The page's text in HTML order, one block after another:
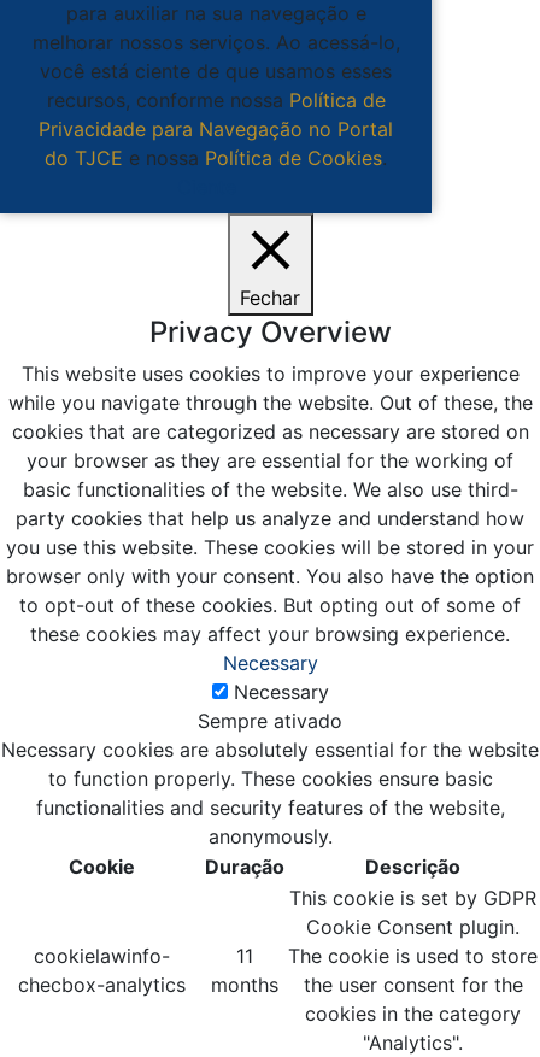
para auxiliar na sua navegação e
melhorar nossos serviços. Ao acessá-lo,
você está ciente de que usamos esses
recursos, conforme nossa Política de
Privacidade para Navegação no Portal
do TJCE e nossa Política de Cookies.
Fechar
Privacy Overview
This website uses cookies to improve your experience
while you navigate through the website. Out of these, the
cookies that are categorized as necessary are stored on
your browser as they are essential for the working of
basic functionalities of the website. We also use third-
party cookies that help us analyze and understand how
you use this website. These cookies will be stored in your
browser only with your consent. You also have the option
to opt-out of these cookies. But opting out of some of
these cookies may affect your browsing experience.
Necessary
Necessary
Sempre ativado
Necessary cookies are absolutely essential for the website
to function properly. These cookies ensure basic
functionalities and security features of the website,
anonymously.
Cookie
Duração Descrição
cookielawinfo-
checbox-analytics
11
months
This cookie is set by GDPR
Cookie Consent plugin.
The cookie is used to store
the user consent for the
cookies in the category
"Analytics".